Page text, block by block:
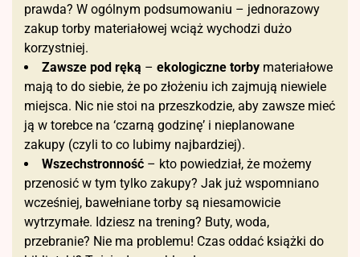
prawda? W ogólnym podsumowaniu – jednorazowy
zakup torby materiałowej wciąż wychodzi dużo
korzystniej.
Zawsze pod ręką – ekologiczne torby materiałowe
mają to do siebie, że po złożeniu ich zajmują niewiele
miejsca. Nic nie stoi na przeszkodzie, aby zawsze mieć
ją w torebce na ‘czarną godzinę’ i nieplanowane
zakupy (czyli to co lubimy najbardziej).
Wszechstronność – kto powiedział, że możemy
przenosić w tym tylko zakupy? Jak już wspomniano
wcześniej, bawełniane torby są niesamowicie
wytrzymałe. Idziesz na trening? Buty, woda,
przebranie? Nie ma problemu! Czas oddać książki do